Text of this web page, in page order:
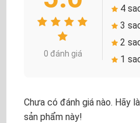
0 đánh giá
4
3
2
1
Chưa có đánh giá nào. Hãy
sản phẩm này!